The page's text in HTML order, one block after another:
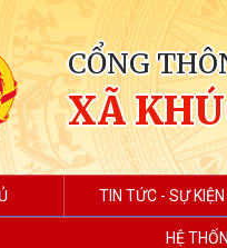
CỔNG
XÃ
TIN TỨC - SỰ KIỆN
HỆ